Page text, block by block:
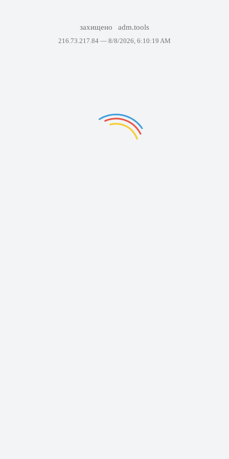
захищено adm.tools
216.73.217.84 — 8/8/2026, 6:10:19 AM